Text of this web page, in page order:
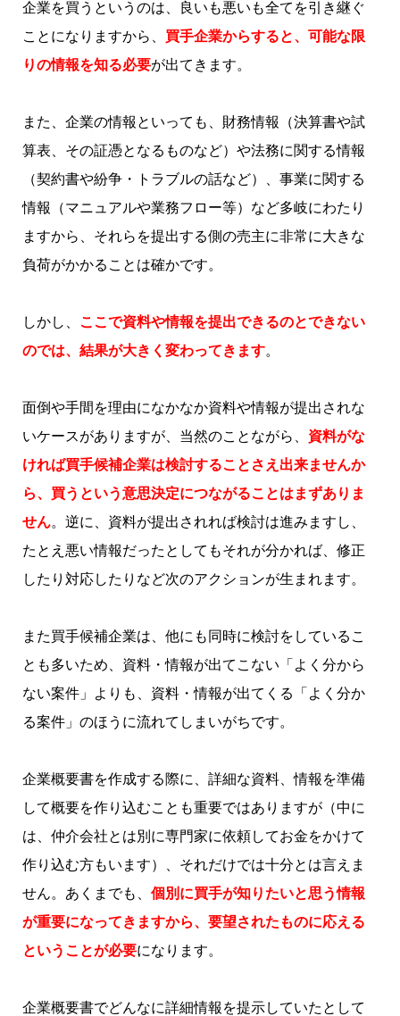
企業を買うというのは、良いも悪いも全てを引き継ぐ
ことになりますから、 買手企業からすると、可能な限
りの情報を知る必要が出てきます。
また、企業の情報といっても、財務情報（決算書や試
算表、その証憑となるものなど）や法務に関する情報
（契約書や紛争・トラブルの話など）、事業に関する
情報（マニュアルや業務フロー等）など多岐にわたり
ますから、それらを提出する側の売主に非常に大きな
負荷がかかることは確かです。
しかし、 ここで資料や情報を提出できるのとできない
のでは、結果が大きく変わってきます。
面倒や手間を理由になかなか資料や情報が提出されな
いケースがありますが、当然のことながら、 資料がな
ければ買手候補企業は検討することさえ出来ませんか
ら、買うという意思決定につながることはまずありま
せん。逆に、資料が提出されれば検討は進みますし、
たとえ悪い情報だったとしてもそれが分かれば、修正
したり対応したりなど次のアクションが生まれます。
また買手候補企業は、他にも同時に検討をしているこ
とも多いため、資料・情報が出てこない「よく分から
ない案件」よりも、資料・情報が出てくる「よく分か
る案件」のほうに流れてしまいがちです。
企業概要書を作成する際に、詳細な資料、情報を準備
して概要を作り込むことも重要ではありますが（中に
は、仲介会社とは別に専門家に依頼してお金をかけて
作り込む方もいます）、それだけでは十分とは言えま
せん。あくまでも、 個別に買手が知りたいと思う情報
が重要になってきますから、要望されたものに応える
ということが必要になります。
企業概要書でどんなに詳細情報を提示していたとして